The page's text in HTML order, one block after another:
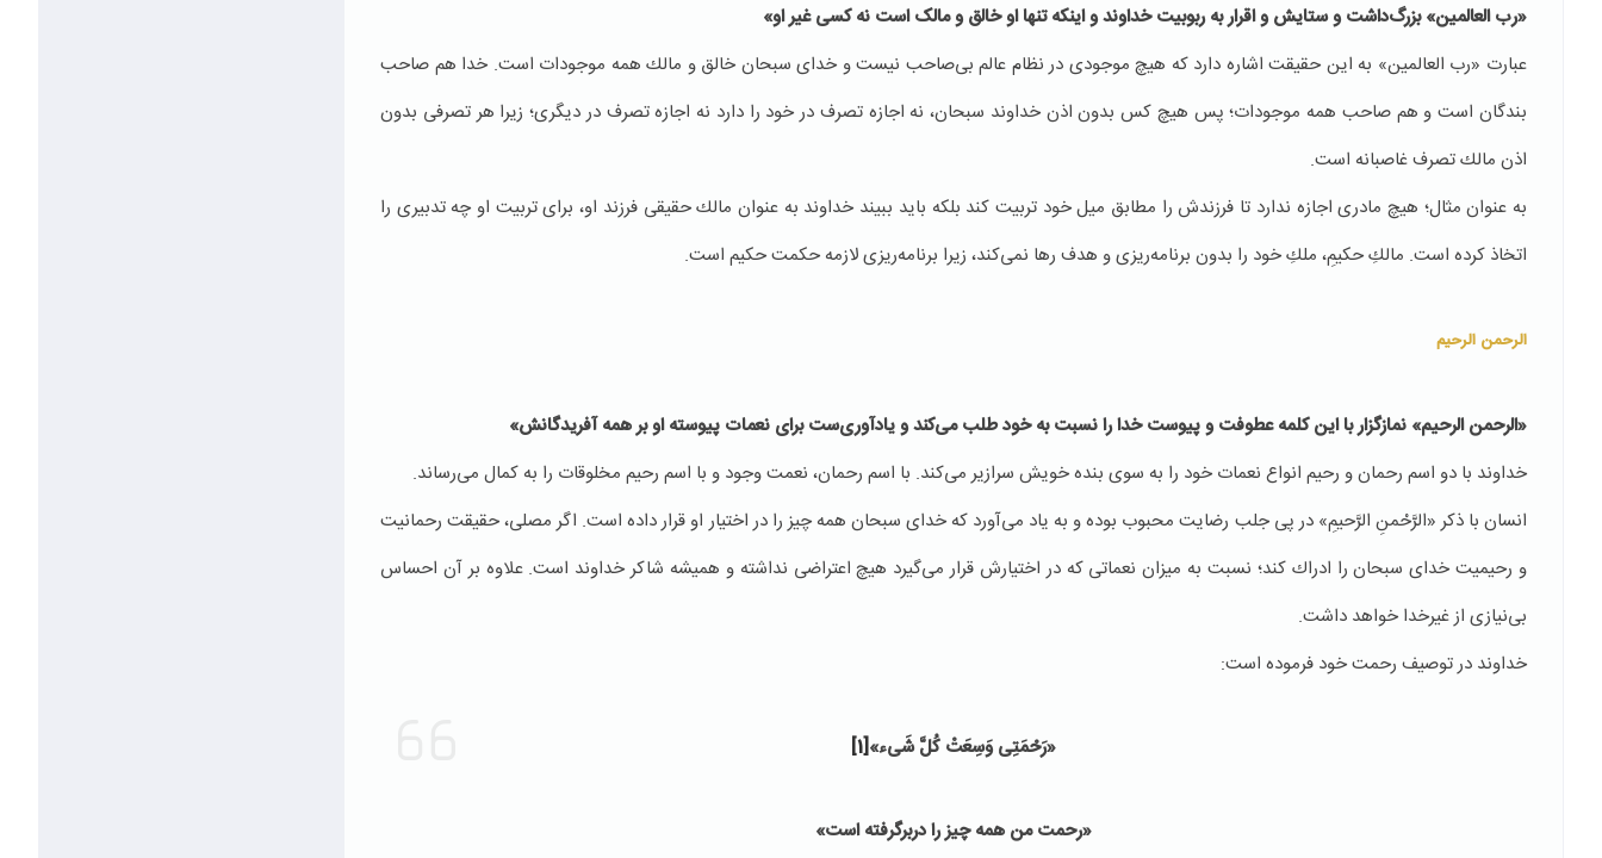
«رب العالمین» بزرگ‌داشت و ستایش و اقرار به ربوبیت خداوند و اینکه تنها او خالق و مالک است نه کسی غیر او»
عبارت «رب العالمین» به این حقیقت اشاره دارد که هیچ موجودی در نظام عالم بی‌صاحب نیست و خدای سبحان خالق و مالك همه‌ موجودات است. خدا هم صاحب
بندگان است و هم صاحب همه‌ موجودات؛ پس هیچ كس بدون اذن خداوند سبحان، نه اجازه تصرف در خود را دارد نه اجازه تصرف در دیگری؛ زیرا هر تصرفی بدون
اذن مالك تصرف غاصبانه است.
به عنوان مثال؛‌ هیچ مادری اجازه ندارد تا فرزندش را مطابق میل خود تربیت كند بلكه باید ببیند خداوند به عنوان مالك حقیقی فرزند او، برای تربیت او چه تدبیری را
اتخاذ كرده است. مالكِ حكیمِ، ملكِ خود را بدون برنامه‌ریزی و هدف رها نمی‌كند، زیرا برنامه‌ریزی لازمه حكمت حكیم است.
الرحمن الرحیم
«الرحمن الرحیم» نمازگزار با این کلمه عطوفت و پیوست خدا را نسبت به خود طلب می‌کند و یادآوری‌ست برای نعمات پیوسته او بر همه آفریدگانش»
خداوند با دو اسم رحمان و رحیم انواع نعمات خود را به سوی بنده خویش سرازیر می‌کند. با اسم رحمان، نعمت وجود و با اسم رحیم مخلوقات را به کمال می‌رساند.
انسان با ذكر «الرَّحْمنِ الرَّحیمِ»‌ در پی جلب رضایت محبوب بوده و به یاد می‌آورد که خدای سبحان همه‌ چیز را در اختیار او قرار داده است. اگر مصلی، حقیقت رحمانیت
و رحیمیت خدای سبحان را ادراك كند؛ نسبت به میزان نعماتی كه در اختیارش قرار می‌گیرد هیچ اعتراضی نداشته و همیشه شاکر خداوند است. علاوه بر آن احساس
بی‌نیازی از غیرخدا خواهد داشت.
خداوند در توصیف رحمت خود فرموده است:
«رَحْمَتِی وَسِعَتْ كُلَّ شَی‏ء»[1]
«رحمت من همه چیز را دربرگرفته است»